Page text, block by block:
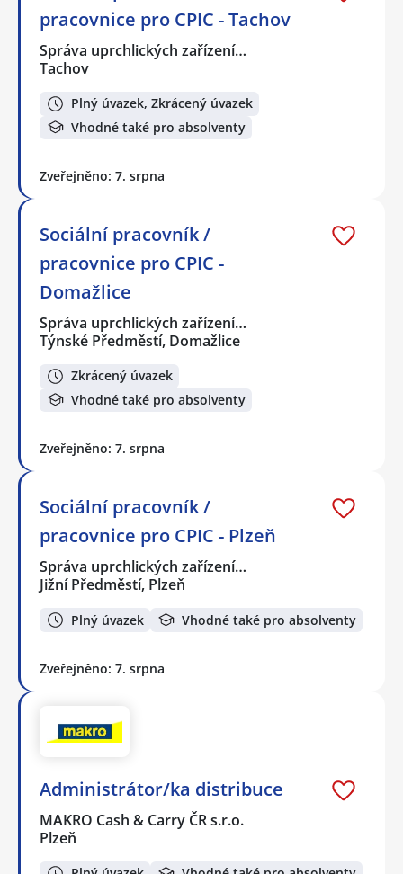
pracovnice pro CPIC - Tachov
Správa uprchlických zařízení…
Tachov
Plný úvazek, Zkrácený úvazek
Vhodné také pro absolventy
Zveřejněno: 7. srpna
Sociální pracovník /
pracovnice pro CPIC -
Domažlice
Správa uprchlických zařízení…
Týnské Předměstí, Domažlice
Zkrácený úvazek
Vhodné také pro absolventy
Zveřejněno: 7. srpna
Sociální pracovník /
pracovnice pro CPIC - Plzeň
Správa uprchlických zařízení…
Jižní Předměstí, Plzeň
Plný úvazek Vhodné také pro absolventy
Zveřejněno: 7. srpna
Administrátor/ka distribuce
MAKRO Cash & Carry ČR s.r.o.
Plzeň